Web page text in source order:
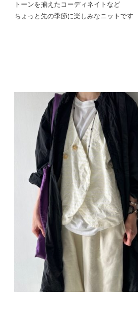
トーンを揃えたコーディネイトなど
ちょっと先の季節に楽しみなニットです